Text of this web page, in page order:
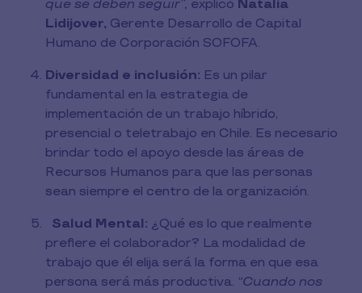
que se deben seguir”, explicó Natalia
Lidijover, Gerente Desarrollo de Capital
Humano de Corporación SOFOFA.
Diversidad e inclusión: Es un pilar
fundamental en la estrategia de
implementación de un trabajo híbrido,
presencial o teletrabajo en Chile. Es necesario
brindar todo el apoyo desde las áreas de
Recursos Humanos para que las personas
sean siempre el centro de la organización.
Salud Mental: ¿Qué es lo que realmente
prefiere el colaborador? La modalidad de
trabajo que él elija será la forma en que esa
persona será más productiva. “Cuando nos